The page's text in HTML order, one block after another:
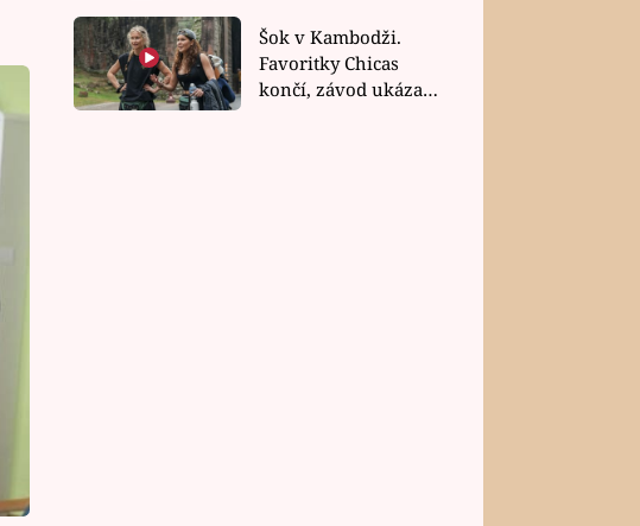
závodu nůž na krku
Šok v Kambodži.
Favoritky Chicas
končí, závod ukázal